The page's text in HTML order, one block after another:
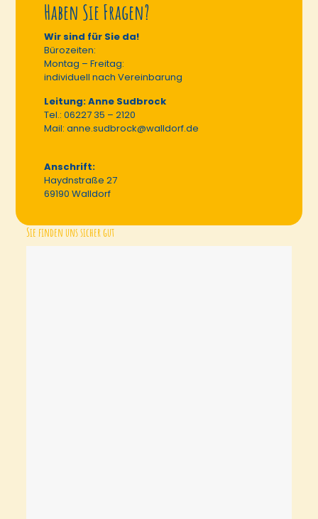
Haben Sie Fragen?
Wir sind für Sie da!
Bürozeiten:
Montag – Freitag:
individuell nach Vereinbarung
Leitung: Anne Sudbrock
Tel.: 06227 35 – 2120
Mail: anne.sudbrock@walldorf.de
Anschrift:
Haydnstraße 27
69190 Walldorf
Sie finden uns sicher gut